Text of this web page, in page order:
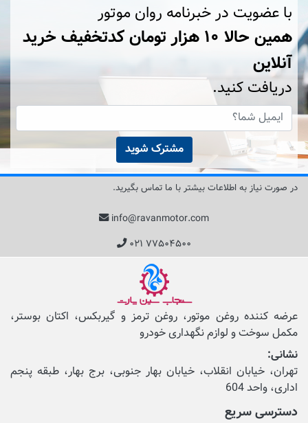
با عضویت در خبرنامه روان موتور
همین حالا ۱۰ هزار تومان کد‌تخفیف خرید
آنلاین
دریافت کنید.
مشترک شوید
در صورت نیاز به اطلاعات بیشتر با ما تماس بگیرید.
info@ravanmotor.com
۰۲۱ ۷۷۵۰۴۵۰۰
عرضه کننده روغن موتور، روغن ترمز و گیربکس، اکتان بوستر،
مکمل‌ سوخت و لوازم نگهداری خودرو
نشانی:
تهران، خیابان انقلاب، خیابان بهار جنوبی، برج بهار، طبقه پنجم
اداری، واحد 604
دسترسی سریع